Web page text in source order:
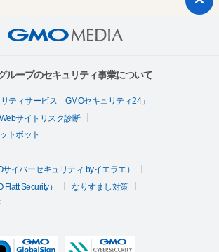
ループのセキュリティ事業について
ティサービス「GMOセキュリティ24」
Webサイトリスク診断
トボット
イバーセキュリティ byイエラエ）
Security）
なりすまし対策